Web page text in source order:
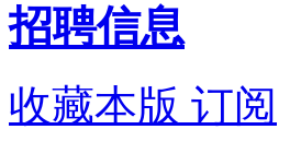
招聘信息
收藏本版 订阅